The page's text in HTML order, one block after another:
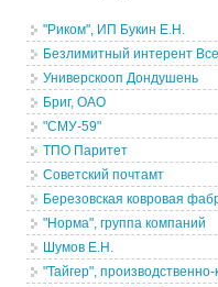
"Риком", ИП Букин Е.Н.
Безлимитный интерент
Универскооп Дондушень
Бриг, ОАО
"СМУ-59"
ТПО Паритет
Советский почтамт
Березовская ковровая
"Норма", группа компаний
Шумов Е.Н.
"Тайгер",